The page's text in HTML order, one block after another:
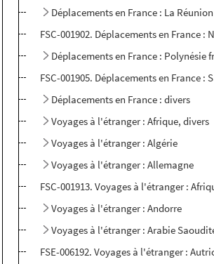
Déplacements en France : La Réunion
FSC-001902. Déplacements en France :
Déplacements en France : Polynésie
FSC-001905. Déplacements en France
Déplacements en France : divers
Voyages à l'étranger : Afrique, divers
Voyages à l'étranger : Algérie
Voyages à l'étranger : Allemagne
FSC-001913. Voyages à l'étranger :
Voyages à l'étranger : Andorre
Voyages à l'étranger : Arabie
FSE-006192. Voyages à l'étranger :